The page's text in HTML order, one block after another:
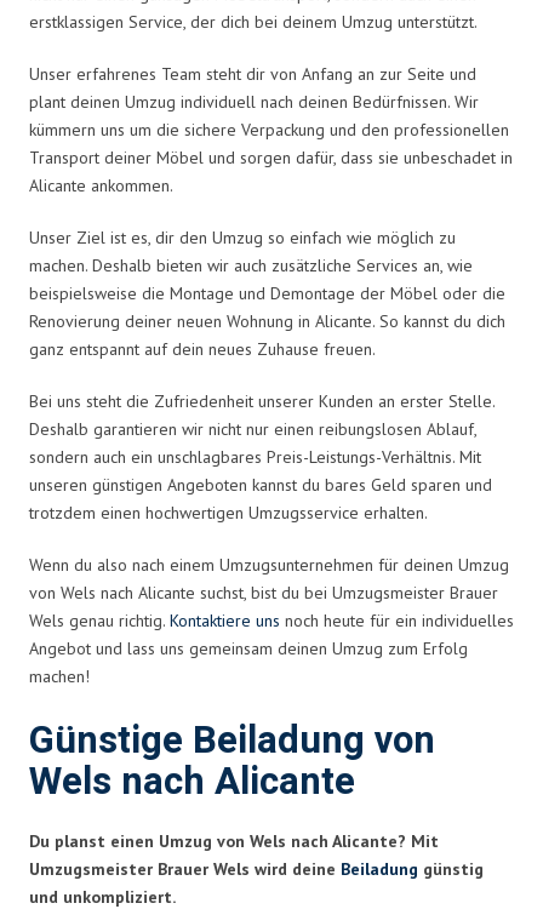
erstklassigen Service, der dich bei deinem Umzug unterstützt.
Unser erfahrenes Team steht dir von Anfang an zur Seite und
plant deinen Umzug individuell nach deinen Bedürfnissen. Wir
kümmern uns um die sichere Verpackung und den professionellen
Transport deiner Möbel und sorgen dafür, dass sie unbeschadet in
Alicante ankommen.
Unser Ziel ist es, dir den Umzug so einfach wie möglich zu
machen. Deshalb bieten wir auch zusätzliche Services an, wie
beispielsweise die Montage und Demontage der Möbel oder die
Renovierung deiner neuen Wohnung in Alicante. So kannst du dich
ganz entspannt auf dein neues Zuhause freuen.
Bei uns steht die Zufriedenheit unserer Kunden an erster Stelle.
Deshalb garantieren wir nicht nur einen reibungslosen Ablauf,
sondern auch ein unschlagbares Preis-Leistungs-Verhältnis. Mit
unseren günstigen Angeboten kannst du bares Geld sparen und
trotzdem einen hochwertigen Umzugsservice erhalten.
Wenn du also nach einem Umzugsunternehmen für deinen Umzug
von Wels nach Alicante suchst, bist du bei Umzugsmeister Brauer
Wels genau richtig. Kontaktiere uns noch heute für ein individuelles
Angebot und lass uns gemeinsam deinen Umzug zum Erfolg
machen!
Günstige Beiladung von
Wels nach Alicante
Du planst einen Umzug von Wels nach Alicante? Mit
Umzugsmeister Brauer Wels wird deine Beiladung günstig
und unkompliziert.